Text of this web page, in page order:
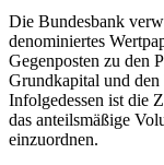
Die Bundesbank
denominiertes
Gegenposten zu den
Grundkapital und den
Infolgedessen ist die
das anteilsmäßige
einzuordnen.